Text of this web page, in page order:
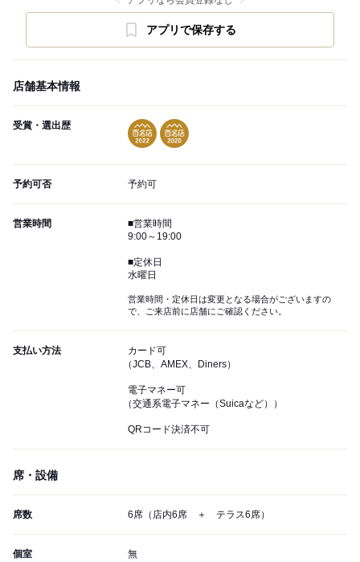
アプリで保存する
店舗基本情報
受賞・選出歴
予約可否 予約可
営業時間
■営業時間
9:00～19:00
■定休日
水曜日
営業時間・定休日は変更となる場合がございますの
で、ご来店前に店舗にご確認ください。
支払い方法
カード可
（JCB、AMEX、Diners）
電子マネー可
（交通系電子マネー（Suicaなど））
QRコード決済不可
席・設備
席数 6席（店内6席 ＋ テラス6席）
個室 無